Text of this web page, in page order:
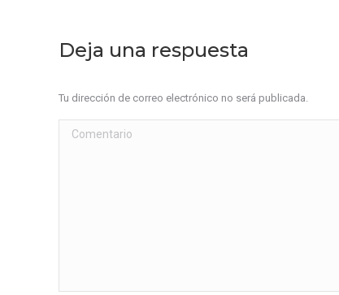
Deja una respuesta
Tu dirección de correo electrónico no será publicada.
Comentario